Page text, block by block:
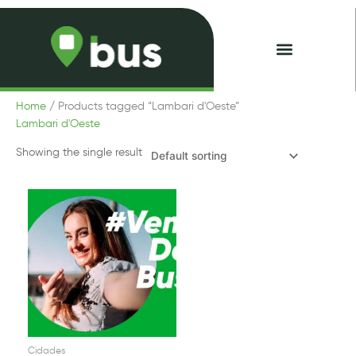
Skip
Home / Products tagged “Lambari d'Oeste”
Lambari d'Oeste
Showing the single result
Cidades